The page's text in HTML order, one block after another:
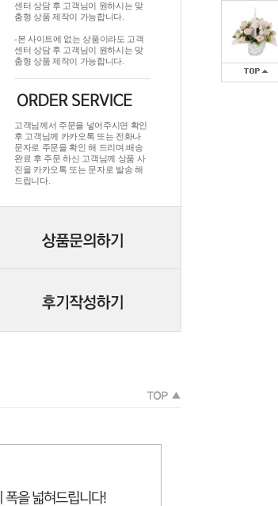
센터 상담 후 고객님이 원하시는 맞
춤형 상품 제작이 가능합니다.
-본 사이트에 없는 상품이라도 고객
센터 상담 후 고객님이 원하시는 맞
춤형 상품 제작이 가능합니다.
고객님께서 주문을 넣어주시면 확인
후 고객님께 카카오톡 또는 전화나
문자로 주문을 확인 해 드리며.배송
완료 후 주문 하신 고객님께 상품 사
진을 카카오톡 또는 문자로 발송 해
드립니다.